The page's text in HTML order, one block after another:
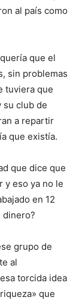
al país como
que el
sin problemas
tuviera que
su club de
a repartir
que existía.
que dice que
y eso ya no le
en 12
dinero?
grupo de
al
torcida idea
que